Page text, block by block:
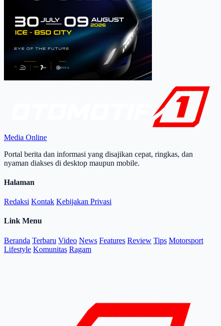
Media Online
Portal berita dan informasi yang disajikan cepat, ringkas, dan
nyaman diakses di desktop maupun mobile.
Halaman
Redaksi Kontak Kebijakan Privasi
Link Menu
Beranda Terbaru Video News Features Review Tips Motorsport
Lifestyle Komunitas Ragam